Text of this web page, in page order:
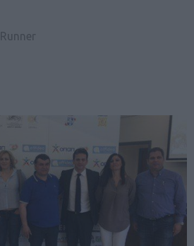
Runner